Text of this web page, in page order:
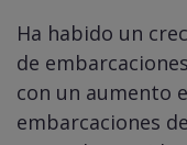
Ha habido un
de
con un aumento
embarcaciones